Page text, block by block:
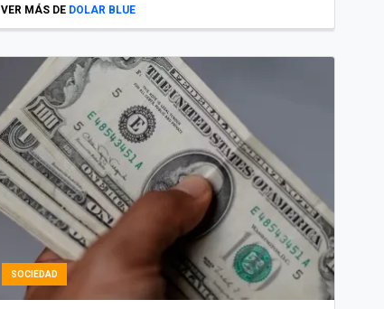
VER MÁS DE DOLAR BLUE
SOCIEDAD